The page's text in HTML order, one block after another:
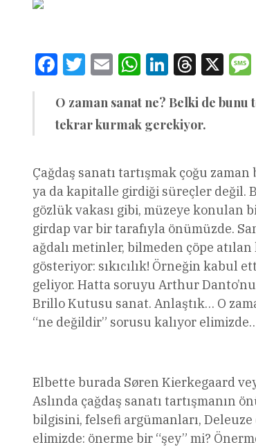
FacebookTwitterEmail WhatsAppLinkedInThreads
X
O zaman sanat ne? Belki de bunu
tekrar kurmak gerekiyor.
Çağdaş sanatı tartışmak çoğu
ya da kapitalle girdiği süreçler değil.
gözlük vakası gibi, müzeye konulan
girdap var bir tarafıyla önümüzde.
ağdalı metinler, bilmeden çöpe atılan
gösteriyor: sıkıcılık! Örneğin kabul
geliyor. Hatta soruyu Arthur
Brillo Kutusu sanat. Anlaştık… O
“ne değildir” sorusu kalıyor
Elbette burada Søren Kierkegaard
Aslında çağdaş sanatı tartışmanın
bilgisini, felsefi argümanları,
elimizde: önerme bir “şey” mi?